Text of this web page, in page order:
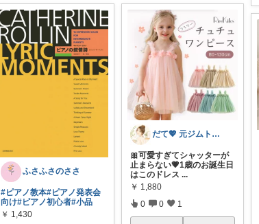
ふさふさのささ
#ピアノ教本#ピアノ発表会
向け#ピアノ初心者#小品
￥ 1,430
だて💖 元ジムトレーナーママ子育て美容
🎀可愛すぎてシャッターが
止まらない💗1歳のお誕生日
はこのドレス ...
￥ 1,880
0 0 1